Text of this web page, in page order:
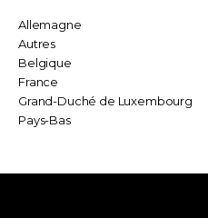
Allemagne
Autres
Belgique
France
Grand-Duché de Luxembourg
Pays-Bas